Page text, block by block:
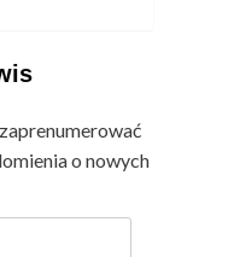
o nowych